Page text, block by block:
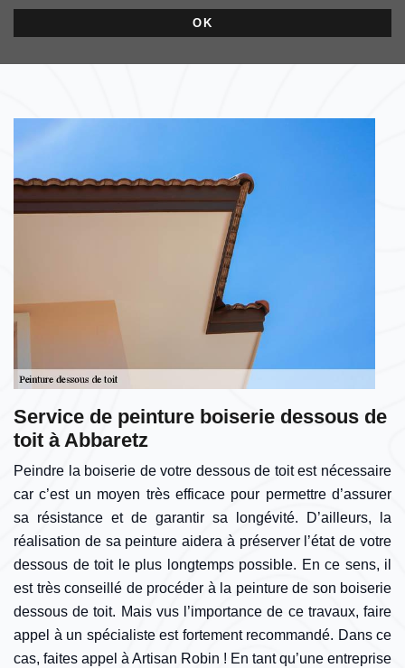
Service de peinture boiserie dessous de
toit à Abbaretz
Peindre la boiserie de votre dessous de toit est nécessaire
car c’est un moyen très efficace pour permettre d’assurer
sa résistance et de garantir sa longévité. D’ailleurs, la
réalisation de sa peinture aidera à préserver l’état de votre
dessous de toit le plus longtemps possible. En ce sens, il
est très conseillé de procéder à la peinture de son boiserie
dessous de toit. Mais vus l’importance de ce travaux, faire
appel à un spécialiste est fortement recommandé. Dans ce
cas, faites appel à Artisan Robin ! En tant qu’une entreprise